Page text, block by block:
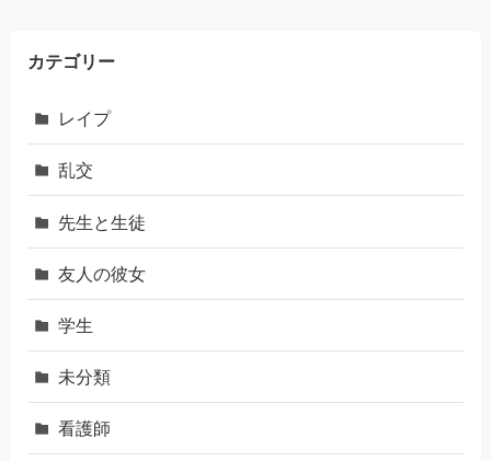
カテゴリー
レイプ
乱交
先生と生徒
友人の彼女
学生
未分類
看護師